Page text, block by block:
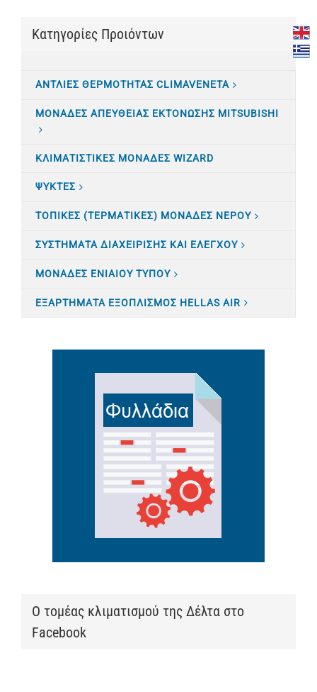
Κατηγορίες Προιόντων
ΑΝΤΛΙΕΣ ΘΕΡΜΟΤΗΤΑΣ CLIMAVENETA
ΜΟΝΑΔΕΣ ΑΠΕΥΘΕΙΑΣ ΕΚΤΟΝΩΣΗΣ MITSUBISHI
ΚΛΙΜΑΤΙΣTΙΚΕΣ ΜΟΝΑΔΕΣ WIZARD
ΨΥΚΤΕΣ
ΤΟΠΙΚΕΣ (ΤΕΡΜΑΤΙΚΕΣ) ΜΟΝΑΔΕΣ ΝΕΡΟΥ
ΣΥΣΤΗΜΑΤΑ ΔΙΑΧΕΙΡΙΣΗΣ ΚΑΙ ΕΛΕΓΧΟΥ
ΜΟΝΑΔΕΣ ΕΝΙΑΙΟΥ ΤΥΠΟΥ
ΕΞΑΡΤΗΜΑΤΑ ΕΞΟΠΛΙΣΜΟΣ HELLAS AIR
Ο τομέας κλιματισμού της Δέλτα στο
Facebook